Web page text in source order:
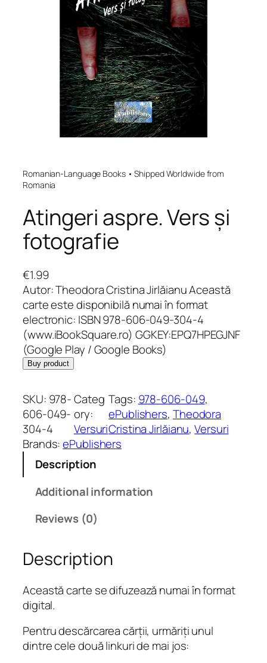
Romanian-Language Books • Shipped Worldwide from
Romania
Atingeri aspre. Vers și
fotografie
€1.99
Autor: Theodora Cristina Jirlăianu Această
carte este disponibilă numai în format
electronic: ISBN 978-606-049-304-4
(www.iBookSquare.ro) GGKEY:EPQ7HPEGJNF
(Google Play / Google Books)
Buy product
SKU: 978-
606-049-
304-4
Categ
ory:
Versuri
Tags: 978-606-049
ePublishers, Theodora
Cristina Jirlăianu, Versuri
Brands:ePublishers
Description
Additional information
Reviews (0)
Description
Această carte se difuzează numai în format
digital.
Pentru descărcarea cărții, urmăriți unul
dintre cele două linkuri de mai jos: